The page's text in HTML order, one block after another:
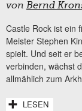
von Bernd
Castle Rock ist ein
Meister Stephen
spielt. Und seit er
verbinden, wächst
allmählich zum
LESEN